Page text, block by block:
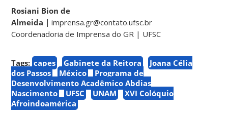
Rosiani Bion de
Almeida |imprensa.gr@contato.ufsc.br
Coordenadoria de Imprensa do GR | UFSC
Tags: capes Gabinete da Reitora
Joana Célia
dos Passos
México
Programa de
Desenvolvimento Acadêmico Abdias
Nascimento
UFSC UNAM
XVI Colóquio
Afroindoamérica